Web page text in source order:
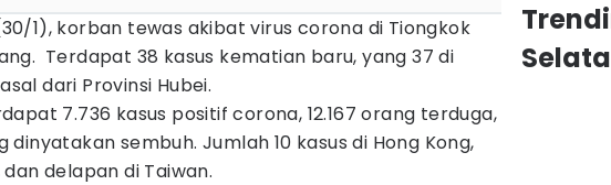
1), korban tewas akibat virus corona di Tiongkok
Terdapat 38 kasus kematian baru, yang 37 di
dari Provinsi Hubei.
7.736 kasus positif corona, 12.167 orang terduga,
dinyatakan sembuh. Jumlah 10 kasus di Hong Kong,
dan delapan di Taiwan.